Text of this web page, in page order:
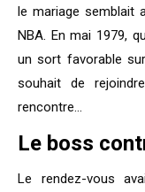
le mariage semblait
NBA. En mai 1979,
un sort favorable
souhait de
rencontre…
Le boss
Le rendez-vous